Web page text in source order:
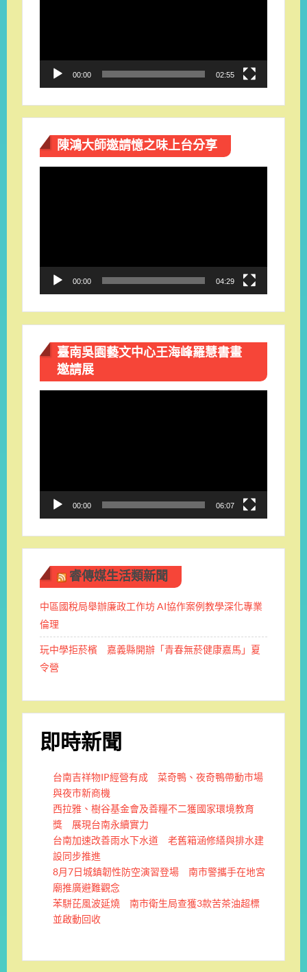
00:00 02:55
陳鴻大師邀請憶之味上台分享
00:00 04:29
臺南吳園藝文中心王海峰羅慧書畫
邀請展
00:00 06:07
睿傳媒生活類新聞
中區國稅局舉辦廉政工作坊 AI協作案例教學深化專業
倫理
玩中學拒菸檳 嘉義縣開辦「青春無菸健康嘉馬」夏
令營
即時新聞
台南吉祥物IP經營有成 菜奇鴨、夜奇鴨帶動市場
與夜市新商機
西拉雅、樹谷基金會及善糧不二獲國家環境教育
獎 展現台南永續實力
台南加速改善雨水下水道 老舊箱涵修繕與排水建
設同步推進
8月7日城鎮韌性防空演習登場 南市警攜手在地宮
廟推廣避難觀念
苯駢芘風波延燒 南市衛生局查獲3款苦茶油超標
並啟動回收